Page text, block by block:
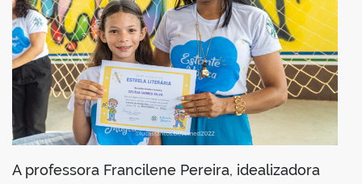
A professora Francilene Pereira, idealizadora